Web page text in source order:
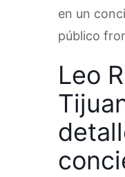
en un
público
Leo